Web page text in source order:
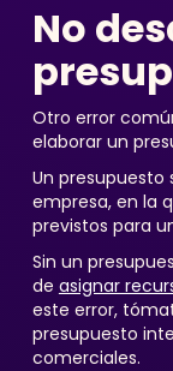
No
Otro error
elaborar un
Un presupuesto
empresa, en la
previstos para
Sin un
de asignar
este error,
presupuesto
comerciales.